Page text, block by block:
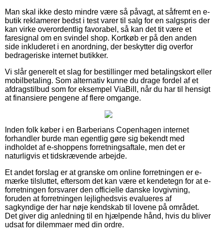
Man skal ikke desto mindre være så påvagt, at såfremt en e-
butik reklamerer bedst i test varer til salg for en salgspris der
kan virke overordentlig favorabel, så kan det tit være et
faresignal om en svindel shop. Kortkøb er på den anden
side inkluderet i en anordning, der beskytter dig overfor
bedrageriske internet butikker.
Vi slår generelt et slag for bestillinger med betalingskort eller
mobilbetaling. Som alternativ kunne du drage fordel af et
afdragstilbud som for eksempel ViaBill, når du har til hensigt
at finansiere pengene af flere omgange.
Inden folk køber i en Barberians Copenhagen internet
forhandler burde man egentlig gøre sig bekendt med
indholdet af e-shoppens forretningsaftale, men det er
naturligvis et tidskrævende arbejde.
Et andet forslag er at granske om online forretningen er e-
mærke tilsluttet, eftersom det kan være et kendetegn for at e-
forretningen forsvarer den officielle danske lovgivning,
foruden at forretningen lejlighedsvis evalueres af
sagkyndige der har nøje kendskab til lovene på området.
Det giver dig anledning til en hjælpende hånd, hvis du bliver
udsat for dilemmaer med din ordre.